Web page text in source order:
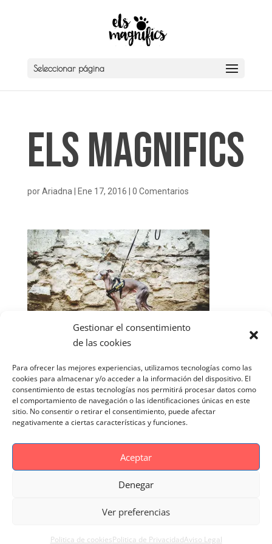
Gestionar el consentimiento
de las cookies
Para ofrecer las mejores experiencias, utilizamos tecnologías como las
cookies para almacenar y/o acceder a la información del dispositivo. El
consentimiento de estas tecnologías nos permitirá procesar datos como
el comportamiento de navegación o las identificaciones únicas en este
sitio. No consentir o retirar el consentimiento, puede afectar
negativamente a ciertas características y funciones.
Aceptar
Denegar
Ver preferencias
Politica de cookiesPolitica de PrivacidadAviso Legal
Seleccionar página
Els Magnifics
porAriadna Ene 17, 2016 0 Comentarios
Politica de Privacidad
Reportaje Magnific